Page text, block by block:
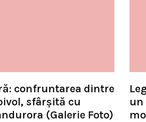
confruntarea dintre
sfârșită cu
(Galerie Foto)
un